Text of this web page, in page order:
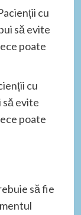
cu
să evite
poate
cu
evite
poate
să fie